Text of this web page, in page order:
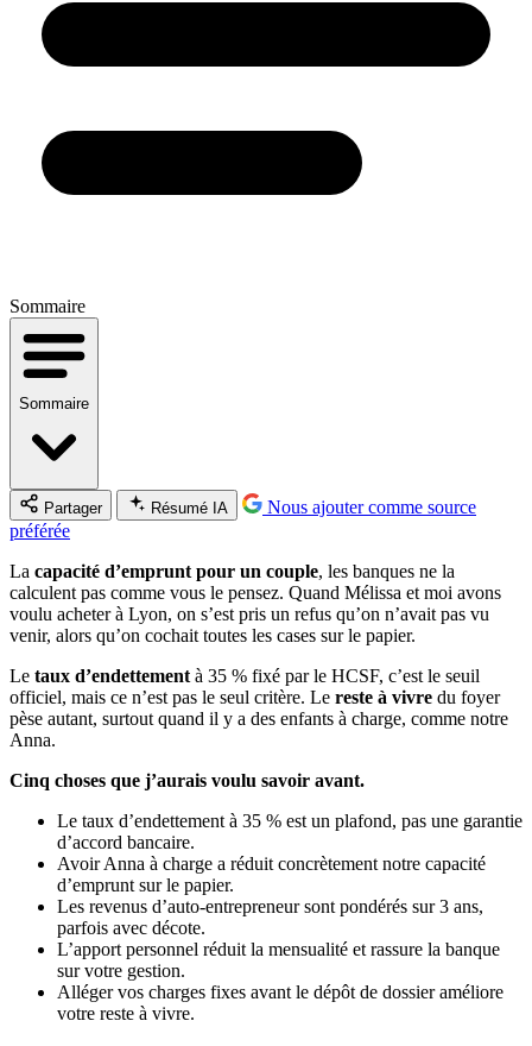
Sommaire
Sommaire
Partager Résumé IA
Nous ajouter comme source
préférée
La capacité d’emprunt pour un couple, les banques ne la
calculent pas comme vous le pensez. Quand Mélissa et moi avons
voulu acheter à Lyon, on s’est pris un refus qu’on n’avait pas vu
venir, alors qu’on cochait toutes les cases sur le papier.
Le taux d’endettement à 35 % fixé par le HCSF, c’est le seuil
officiel, mais ce n’est pas le seul critère. Le reste à vivre du foyer
pèse autant, surtout quand il y a des enfants à charge, comme notre
Anna.
Cinq choses que j’aurais voulu savoir avant.
Le taux d’endettement à 35 % est un plafond, pas une garantie
d’accord bancaire.
Avoir Anna à charge a réduit concrètement notre capacité
d’emprunt sur le papier.
Les revenus d’auto-entrepreneur sont pondérés sur 3 ans,
parfois avec décote.
L’apport personnel réduit la mensualité et rassure la banque
sur votre gestion.
Alléger vos charges fixes avant le dépôt de dossier améliore
votre reste à vivre.